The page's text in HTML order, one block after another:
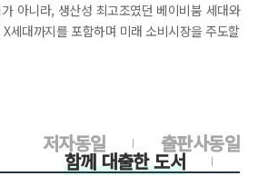
아니라, 생산성 최고조였던 베이비붐 세대와
세대까지를 포함하며 미래 소비시장을 주도할
출판사동일
저자동일
함께 대출한 도서